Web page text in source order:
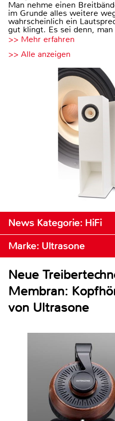
Man nehme einen
im Grunde alles weitere
wahrscheinlich ein
gut klingt. Es sei denn,
>> Mehr erfahren
>> Alle anzeigen
News Kategorie: HiFi
Marke: Ultrasone
Neue
Membran:
von Ultrasone